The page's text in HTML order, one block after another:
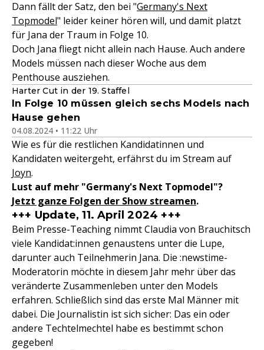
Dann fällt der Satz, den bei "Germany's Next
Topmodel" leider keiner hören will, und damit platzt
für Jana der Traum in Folge 10.
Doch Jana fliegt nicht allein nach Hause. Auch andere
Models müssen nach dieser Woche aus dem
Penthouse ausziehen.
Harter Cut in der 19. Staffel
In Folge 10 müssen gleich sechs Models nach
Hause gehen
04.08.2024 • 11:22 Uhr
Wie es für die restlichen Kandidatinnen und
Kandidaten weitergeht, erfährst du im Stream auf
Joyn.
Lust auf mehr "Germany's Next Topmodel"?
Jetzt ganze Folgen der Show streamen.
+++ Update, 11. April 2024 +++
Beim Presse-Teaching nimmt Claudia von Brauchitsch
viele Kandidat:innen genaustens unter die Lupe,
darunter auch Teilnehmerin Jana. Die :newstime-
Moderatorin möchte in diesem Jahr mehr über das
veränderte Zusammenleben unter den Models
erfahren. Schließlich sind das erste Mal Männer mit
dabei. Die Journalistin ist sich sicher: Das ein oder
andere Techtelmechtel habe es bestimmt schon
gegeben!